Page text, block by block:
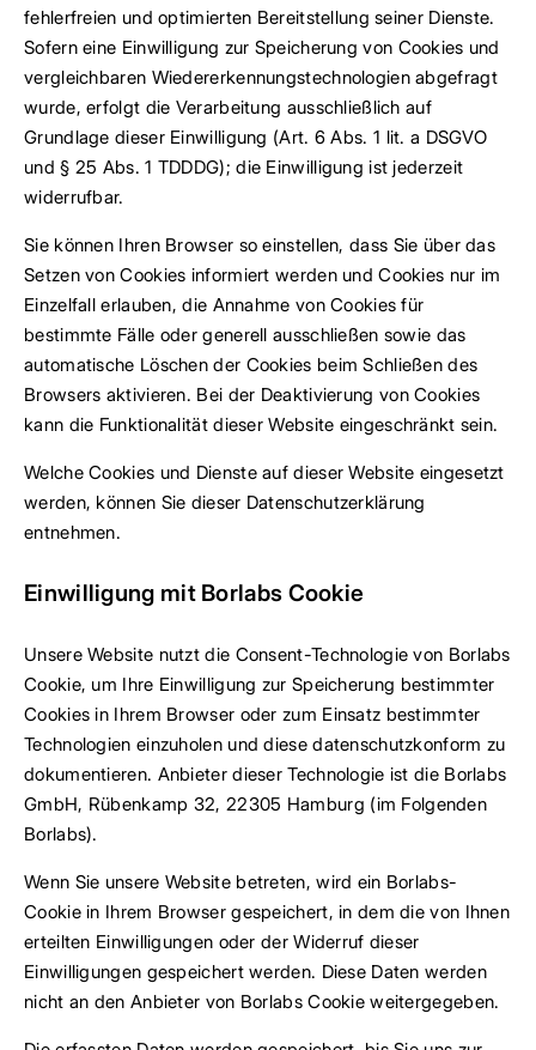
fehlerfreien und optimierten Bereitstellung seiner Dienste.
Sofern eine Einwilligung zur Speicherung von Cookies und
vergleichbaren Wiedererkennungstechnologien abgefragt
wurde, erfolgt die Verarbeitung ausschließlich auf
Grundlage dieser Einwilligung (Art. 6 Abs. 1 lit. a DSGVO
und § 25 Abs. 1 TDDDG); die Einwilligung ist jederzeit
widerrufbar.
Sie können Ihren Browser so einstellen, dass Sie über das
Setzen von Cookies informiert werden und Cookies nur im
Einzelfall erlauben, die Annahme von Cookies für
bestimmte Fälle oder generell ausschließen sowie das
automatische Löschen der Cookies beim Schließen des
Browsers aktivieren. Bei der Deaktivierung von Cookies
kann die Funktionalität dieser Website eingeschränkt sein.
Welche Cookies und Dienste auf dieser Website eingesetzt
werden, können Sie dieser Datenschutzerklärung
entnehmen.
Einwilligung mit Borlabs Cookie
Unsere Website nutzt die Consent-Technologie von Borlabs
Cookie, um Ihre Einwilligung zur Speicherung bestimmter
Cookies in Ihrem Browser oder zum Einsatz bestimmter
Technologien einzuholen und diese datenschutzkonform zu
dokumentieren. Anbieter dieser Technologie ist die Borlabs
GmbH, Rübenkamp 32, 22305 Hamburg (im Folgenden
Borlabs).
Wenn Sie unsere Website betreten, wird ein Borlabs-
Cookie in Ihrem Browser gespeichert, in dem die von Ihnen
erteilten Einwilligungen oder der Widerruf dieser
Einwilligungen gespeichert werden. Diese Daten werden
nicht an den Anbieter von Borlabs Cookie weitergegeben.